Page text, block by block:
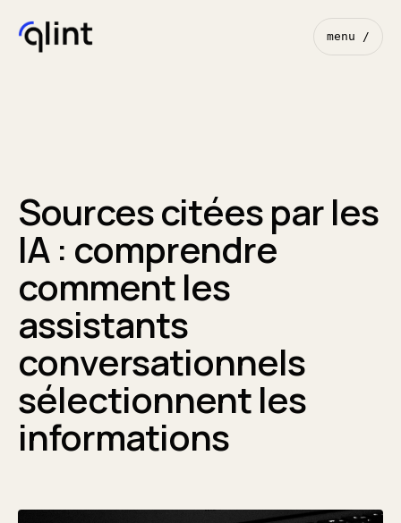
menu /
Sources citées par les
IA : comprendre
comment les
assistants
conversationnels
sélectionnent les
informations